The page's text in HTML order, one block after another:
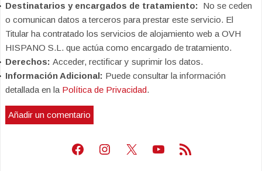
Destinatarios y encargados de tratamiento: No se ceden
o comunican datos a terceros para prestar este servicio. El
Titular ha contratado los servicios de alojamiento web a OVH
HISPANO S.L. que actúa como encargado de tratamiento.
Derechos: Acceder, rectificar y suprimir los datos.
Información Adicional: Puede consultar la información
detallada en la Política de Privacidad.
Facebook
Instagram
X Youtube
Feed RSS